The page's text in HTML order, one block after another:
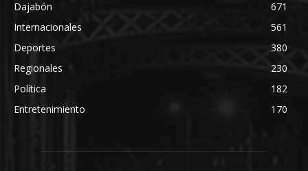
Dajabón
671
Internacionales
561
Deportes
380
Regionales
230
Política
182
Entretenimiento
170